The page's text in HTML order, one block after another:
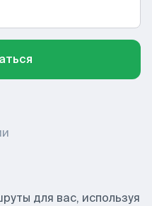
для вас, используя